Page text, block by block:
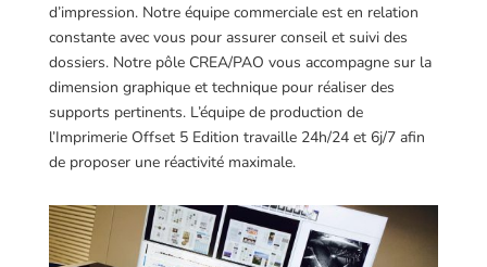
d’impression. Notre équipe commerciale est en relation
constante avec vous pour assurer conseil et suivi des
dossiers. Notre pôle CREA/PAO vous accompagne sur la
dimension graphique et technique pour réaliser des
supports pertinents. L’équipe de production de
l’Imprimerie Offset 5 Edition travaille 24h/24 et 6j/7 afin
de proposer une réactivité maximale.